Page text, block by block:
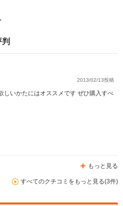
4600cc
2013/02/13投稿
しいかたにはオススメです ぜひ購入すべ
もっと見る
すべてのクチコミをもっと見る(3件)